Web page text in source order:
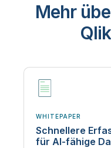
Mehr
WHITEPAPER
Schnellere
für AI-fähige